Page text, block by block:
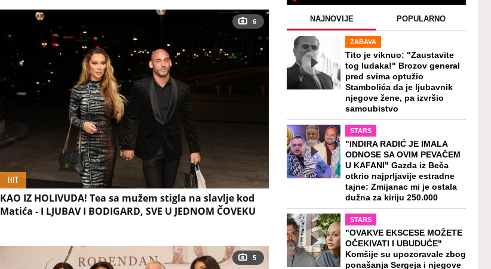
6
HIT
KAO IZ HOLIVUDA! Tea sa mužem stigla na slavlje kod
Matića - I LJUBAV I BODIGARD, SVE U JEDNOM ČOVEKU
5
NAJNOVIJE POPULARNO
ZABAVA
Tito je viknuo: "Zaustavite
tog ludaka!" Brozov general
pred svima optužio
Stambolića da je ljubavnik
njegove žene, pa izvršio
samoubistvo
STARS
"INDIRA RADIĆ JE IMALA
ODNOSE SA OVIM PEVAČEM
U KAFANI" Gazda iz Beča
otkrio najprljavije estradne
tajne: Zmijanac mi je ostala
dužna za kiriju 250.000
STARS
"OVAKVE EKSCESE MOŽETE
OČEKIVATI I UBUDUĆE"
Komšije su upozoravale zbog
ponašanja Sergeja i njegove